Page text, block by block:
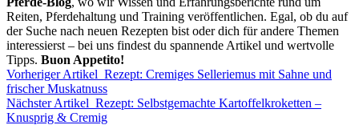
Reiten, Pferdehaltung und Training veröffentlichen. Egal, ob du auf
der Suche nach neuen Rezepten bist oder dich für andere Themen
interessierst – bei uns findest du spannende Artikel und wertvolle
Tipps. Buon Appetito!
Vorheriger Artikel Rezept: Cremiges Selleriemus mit Sahne und
frischer Muskatnuss
Nächster Artikel Rezept: Selbstgemachte Kartoffelkroketten –
Knusprig & Cremig